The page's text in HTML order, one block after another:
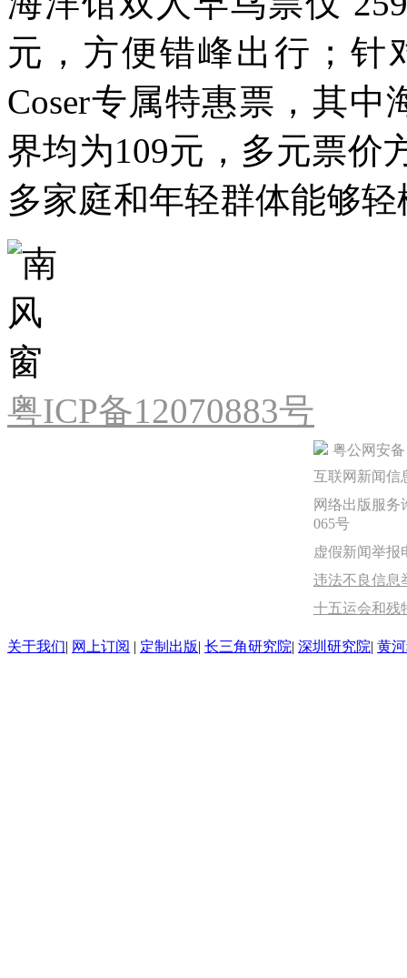
元，方便错峰出行；针
Coser专属特惠票，其
界均为109元，多元票价
多家庭和年轻群体能够
粤ICP备12070883号
粤公网安备
互联网新闻信
网络出版服务
065号
虚假新闻举报
违法不良信息
十五运会和残
关于我们| 网上订阅 | 定制出版| 长三角研究院| 深圳研究院| 黄